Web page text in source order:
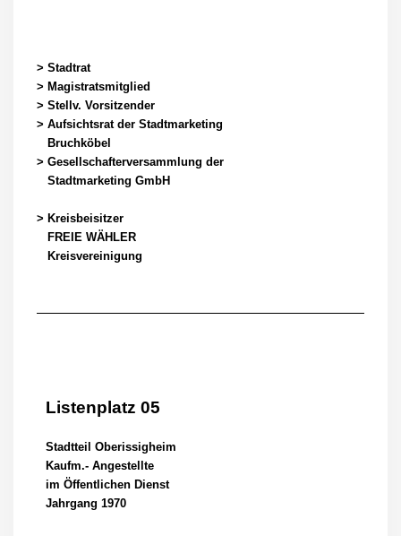
> Stadtrat
> Magistratsmitglied
> Stellv. Vorsitzender
> Aufsichtsrat der Stadtmarketing
Bruchköbel
> Gesellschafterversammlung der
Stadtmarketing GmbH
> Kreisbeisitzer
FREIE WÄHLER
Kreisvereinigung
Listenplatz 05
Stadtteil Oberissigheim
Kaufm.- Angestellte
im Öffentlichen Dienst
Jahrgang 1970